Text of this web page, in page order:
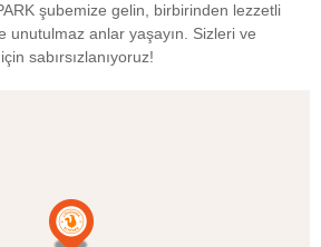
şubemize gelin, birbirinden lezzetli
unutulmaz anlar yaşayın. Sizleri ve
sabırsızlanıyoruz!